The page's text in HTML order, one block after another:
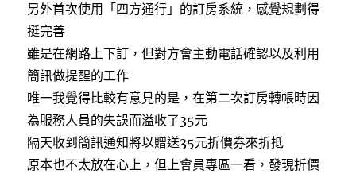
另外首次使用「四方通行」的訂房系統，感覺規劃得
挺完善
雖是在網路上下訂，但對方會主動電話確認以及利用
簡訊做提醒的工作
唯一我覺得比較有意見的是，在第二次訂房轉帳時因
為服務人員的失誤而溢收了35元
隔天收到簡訊通知將以贈送35元折價券來折抵
原本也不太放在心上，但上會員專區一看，發現折價